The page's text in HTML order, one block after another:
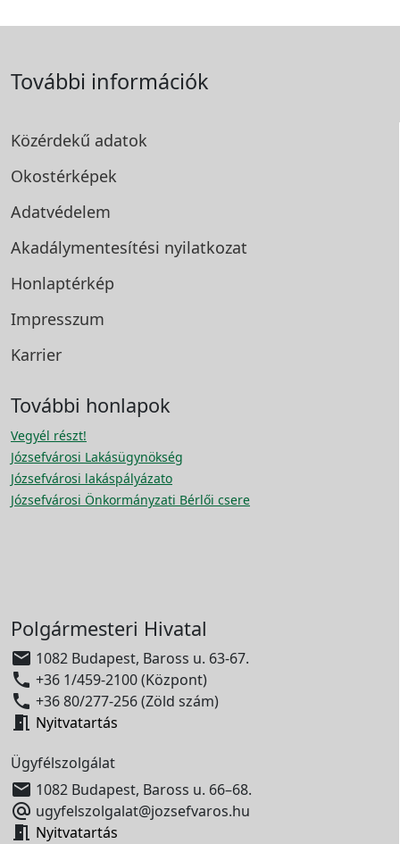
További információk
Közérdekű adatok
Okostérképek
Adatvédelem
Akadálymentesítési nyilatkozat
Honlaptérkép
Impresszum
Karrier
További honlapok
Vegyél részt!
Józsefvárosi Lakásügynökség
Józsefvárosi lakáspályázato
Józsefvárosi Önkormányzati Bérlői csere
Polgármesteri Hivatal
 1082 Budapest, Baross u. 63-67.
 +36 1/459-2100 (Központ)
 +36 80/277-256 (Zöld szám)
 Nyitvatartás
Ügyfélszolgálat
 1082 Budapest, Baross u. 66–68.
 ugyfelszolgalat@jozsefvaros.hu
 Nyitvatartás